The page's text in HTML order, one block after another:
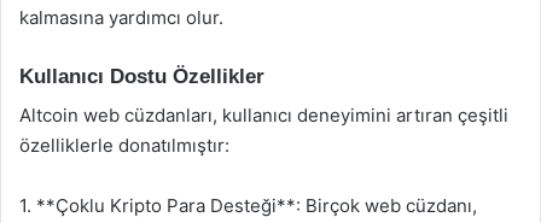
kalmasına yardımcı olur.
Kullanıcı Dostu Özellikler
Altcoin web cüzdanları, kullanıcı deneyimini artıran çeşitli
özelliklerle donatılmıştır:
1. **Çoklu Kripto Para Desteği**: Birçok web cüzdanı,